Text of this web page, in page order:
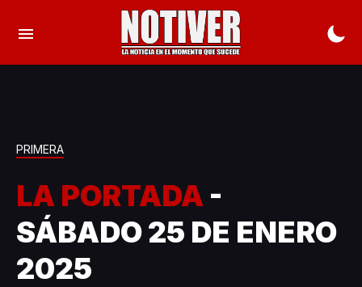
PRIMERA
LA PORTADA -
SÁBADO 25 DE ENERO
2025